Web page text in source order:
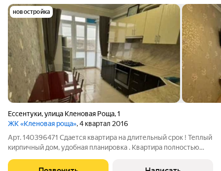
новостройка
Ессентуки,улица Кленовая Роща,1
ЖК «Кленовая роща», 4 квартал 2016
Арт. 140396471 Сдается квартира на длительный срок ! Теплый
кирпичный дом, удобная планировка . Квартира полностью
проживания ,новая мебель техника ! Развитый микрорайон , в